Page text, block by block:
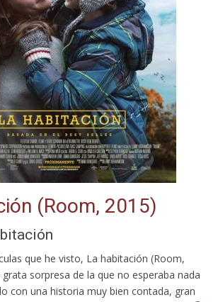
(Room, 2015)
que he visto, La habitación (Room,
sorpresa de la que no esperaba nada
con una historia muy bien contada, gran